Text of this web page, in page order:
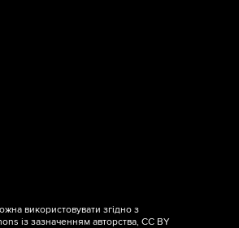
використовувати згідно з
із зазначенням авторства, CC BY